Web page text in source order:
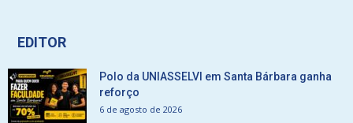
EDITOR
Polo da UNIASSELVI em Santa Bárbara ganha
reforço
6 de agosto de 2026